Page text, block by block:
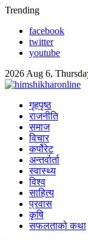
Skip
content
Trending
facebook
twitter
youtube
2026 Aug 6,
Himshikhar Online
गृहपृष्ठ
राजनीति
समाज
विचार
कर्पोरेट
अन्तर्वार्ता
स्वास्थ्य
विश्व
साहित्य
प्रवास
कृषि
सफलताको कथा